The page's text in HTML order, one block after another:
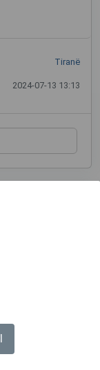
Tiranë
2024-07-13 13:13